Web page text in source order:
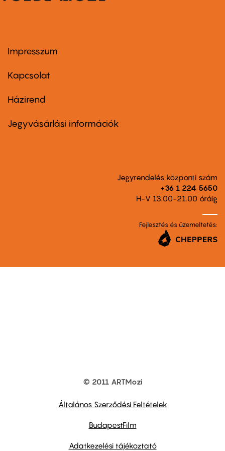
Footer
first
Impresszum
Kapcsolat
Footer
second
Házirend
Jegyvásárlási információk
Jegyrendelés központi szám
+36 1 224 5650
H-V 13.00-21.00 óráig
Fejlesztés és üzemeltetés:
© 2011 ARTMozi
Általános Szerződési Feltételek
BudapestFilm
Adatkezelési tájékoztató